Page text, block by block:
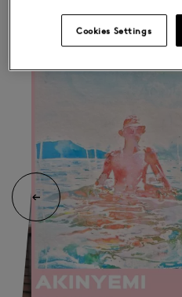
Cookies Settings